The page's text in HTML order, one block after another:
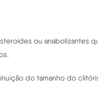
ou anabolizantes
do tamanho do